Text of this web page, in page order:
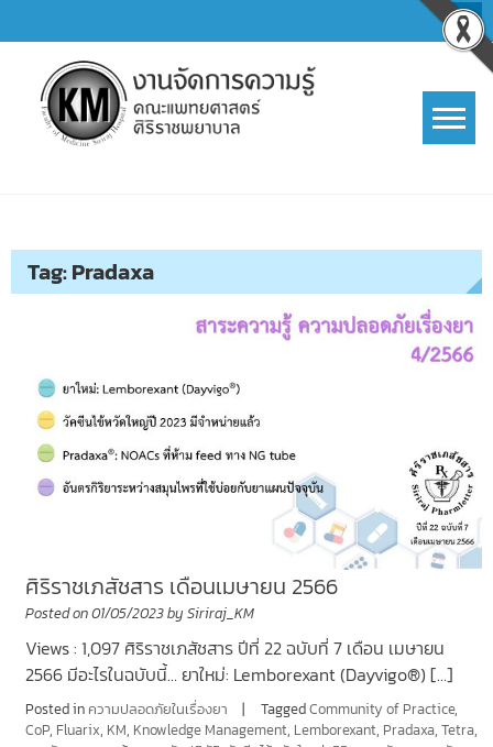
to
content
Tag:Pradaxa
ศิริราชเภสัชสาร เดือนเมษายน 2566
Posted on01/05/2023by Siriraj_KM
Views : 1,097 ศิริราชเภสัชสาร ปีที่ 22 ฉบับที่ 7 เดือน เมษายน
2566 มีอะไรในฉบับนี้… ยาใหม่: Lemborexant (Dayvigo®) […]
Posted in ความปลอดภัยในเรื่องยา TaggedCommunity of Practice,
CoP, Fluarix, KM, Knowledge Management, Lemborexant, Pradaxa, Tetra,